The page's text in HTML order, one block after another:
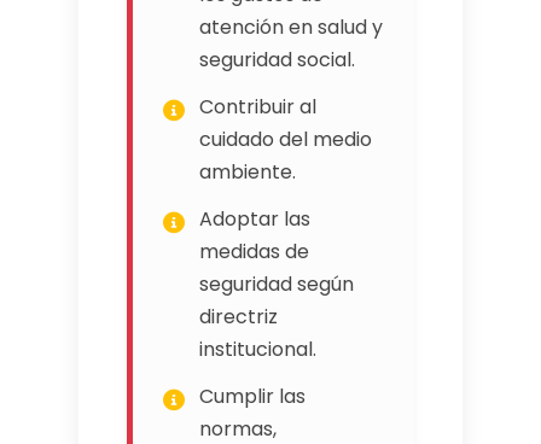
atención en salud y
seguridad social.
Contribuir al
cuidado del medio
ambiente.
Adoptar las
medidas de
seguridad según
directriz
institucional.
Cumplir las
normas,